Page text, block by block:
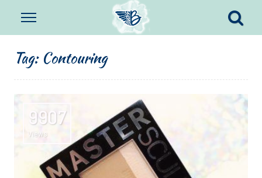
Tag:Contouring
9907
Views